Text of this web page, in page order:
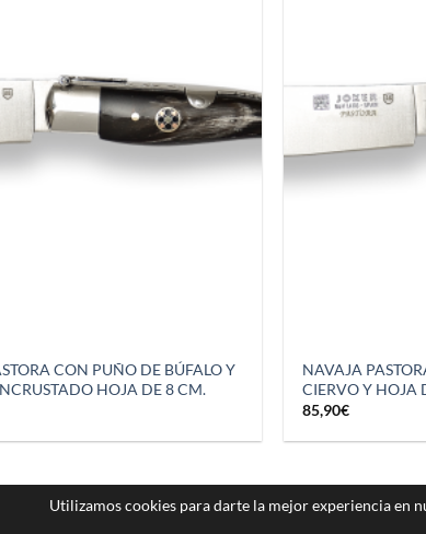
CON PUÑO DE BÚFALO Y
HOJA DE 8 CM.
NAVAJA
CIERVO Y HOJA
85,90€
Utilizamos cookies para darte la mejor experiencia en